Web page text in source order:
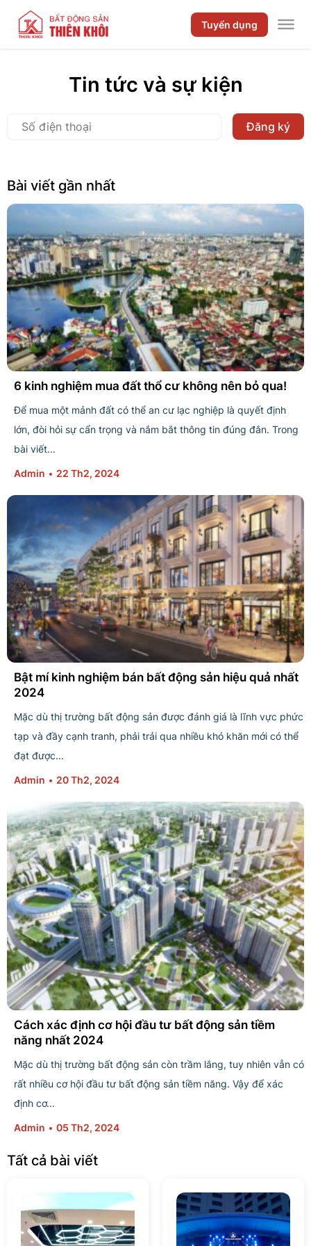
Tuyển dụng
Tin tức và sự kiện
Bài viết gần nhất
6 kinh nghiệm mua đất thổ cư không nên bỏ qua!
Để mua một mảnh đất có thể an cư lạc nghiệp là quyết định
lớn, đòi hỏi sự cẩn trọng và nắm bắt thông tin đúng đắn. Trong
bài viết...
Admin 22 Th2, 2024
Bật mí kinh nghiệm bán bất động sản hiệu quả nhất
2024
Mặc dù thị trường bất động sản được đánh giá là lĩnh vực phức
tạp và đầy cạnh tranh, phải trải qua nhiều khó khăn mới có thể
đạt được...
Admin 20 Th2, 2024
Cách xác định cơ hội đầu tư bất động sản tiềm
năng nhất 2024
Mặc dù thị trường bất động sản còn trầm lắng, tuy nhiên vẫn có
rất nhiều cơ hội đầu tư bất động sản tiềm năng. Vậy để xác
định cơ...
Admin 05 Th2, 2024
Tất cả bài viết